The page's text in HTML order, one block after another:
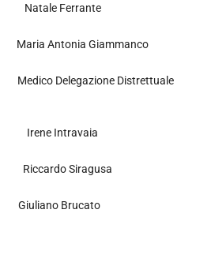
Natale Ferrante
Giammanco
Distrettuale
Irene Intravaia
Siragusa
Brucato